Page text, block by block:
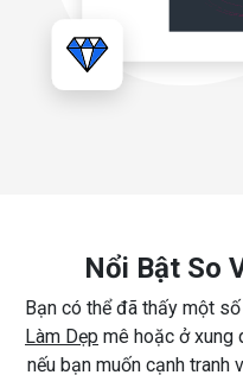
Nổi Bật So
Bạn có thể đã thấy một
Làm Dẹp mê hoặc ở xung
nếu bạn muốn cạnh tranh